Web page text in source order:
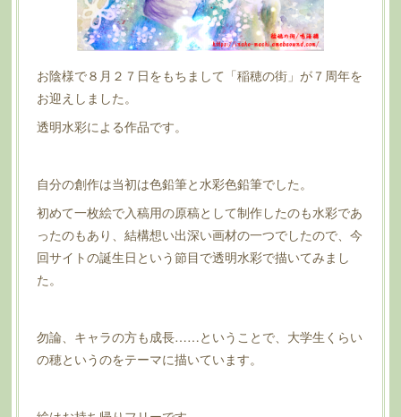
お陰様で８月２７日をもちまして「稲穂の街」が７周年を
お迎えしました。
透明水彩による作品です。
自分の創作は当初は色鉛筆と水彩色鉛筆でした。
初めて一枚絵で入稿用の原稿として制作したのも水彩であ
ったのもあり、結構想い出深い画材の一つでしたので、今
回サイトの誕生日という節目で透明水彩で描いてみまし
た。
勿論、キャラの方も成長……ということで、大学生くらい
の穂というのをテーマに描いています。